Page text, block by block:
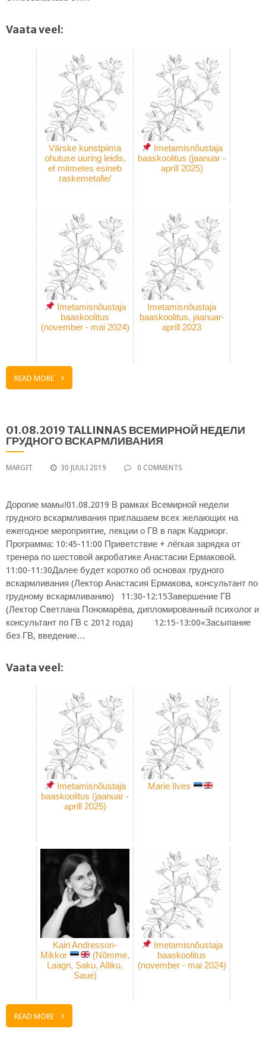
Vaata veel:
Värske kunstpiima
ohutuse uuring leidis,
et mitmetes esineb
raskemetalle/
Imetamisnõustaja
baaskoolitus (jaanuar -
aprill 2025)
Imetamisnõustaja
baaskoolitus
(november - mai 2024)
Imetamisnõustaja
baaskoolitus, jaanuar-
aprill 2023
READ MORE
01.08.2019 TALLINNAS ВСЕМИРНОЙ НЕДЕЛИ
ГРУДНОГО ВСКАРМЛИВАНИЯ
MARGIT 30 JUULI 2019 0 COMMENTS
Дорогие мамы!01.08.2019 В рамках Всемирной недели
грудного вскармливания приглашаем всех желающих на
ежегодное мероприятие, лекции о ГВ в парк Кадриорг.
Программа: 10:45-11:00 Приветствие + лёгкая зарядка от
тренера по шестовой акробатике Анастасии Ермаковой.
11:00-11:30Далее будет коротко об основах грудного
вскармливания (Лектор Анастасия Ермакова, консультант по
грудному вскармливанию) 11:30-12:15Завершение ГВ
(Лектор Светлана Пономарёва, дипломированный психолог и
консультант по ГВ с 2012 года) 12:15-13:00«Засыпание
без ГВ, введение…
Vaata veel:
Imetamisnõustaja
baaskoolitus (jaanuar -
aprill 2025)
Marie Ilves
Kairi Andresson-
Mikkor
(Nõmme,
Laagri, Saku, Alliku,
Saue)
Imetamisnõustaja
baaskoolitus
(november - mai 2024)
READ MORE